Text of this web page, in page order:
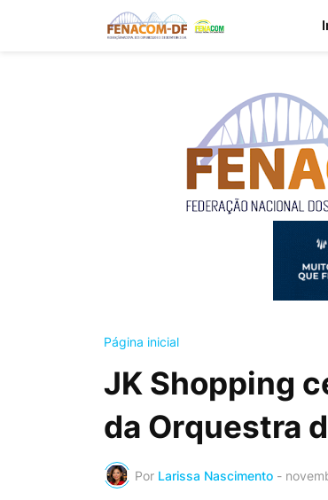
Página inicial
JK Shopping
da Orquestra
Por Larissa Nascimento -